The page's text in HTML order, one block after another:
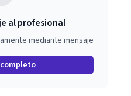
al profesional
mediante mensaje